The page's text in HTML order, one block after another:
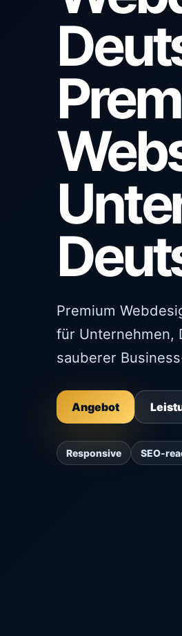
Premium
für Unternehmen,
sauberer
Angebot
Responsive SEO-